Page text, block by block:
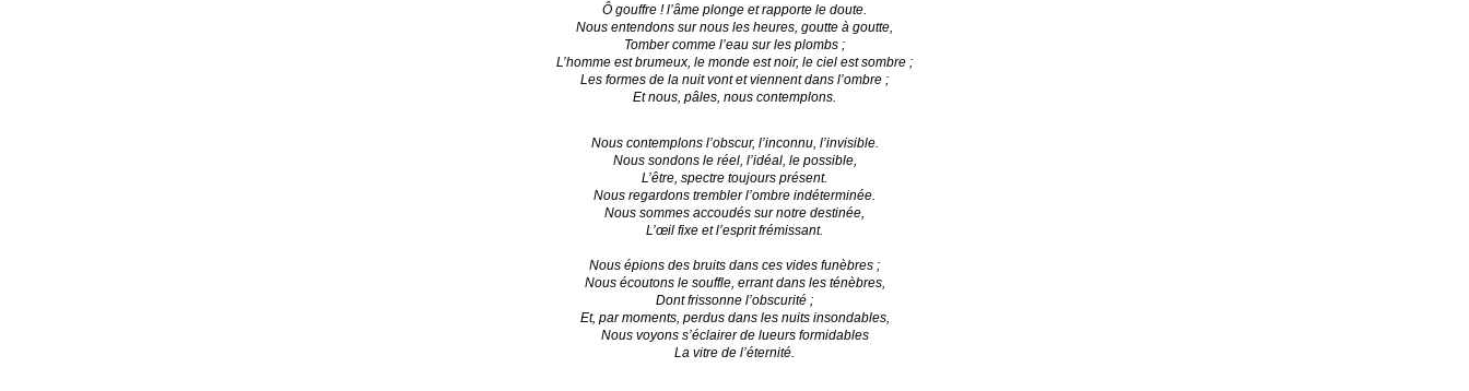
Ô gouffre ! l’âme plonge et rapporte le doute.
Nous entendons sur nous les heures, goutte à goutte,
Tomber comme l’eau sur les plombs ;
L’homme est brumeux, le monde est noir, le ciel est sombre ;
Les formes de la nuit vont et viennent dans l’ombre ;
Et nous, pâles, nous contemplons.
Nous contemplons l’obscur, l’inconnu, l’invisible.
Nous sondons le réel, l’idéal, le possible,
L’être, spectre toujours présent.
Nous regardons trembler l’ombre indéterminée.
Nous sommes accoudés sur notre destinée,
L’œil fixe et l’esprit frémissant.
Nous épions des bruits dans ces vides funèbres ;
Nous écoutons le souffle, errant dans les ténèbres,
Dont frissonne l’obscurité ;
Et, par moments, perdus dans les nuits insondables,
Nous voyons s’éclairer de lueurs formidables
La vitre de l’éternité.